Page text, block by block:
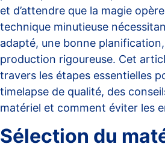
et d’attendre que la magie
technique minutieuse
adapté, une bonne
production rigoureuse. Cet
travers les étapes essentielles
timelapse de qualité, des
matériel et comment éviter les
Sélection du